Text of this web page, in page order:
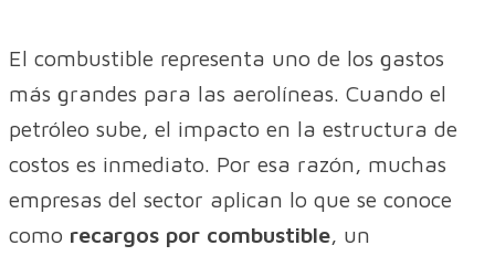
El combustible representa uno de los gastos
más grandes para las aerolíneas. Cuando el
petróleo sube, el impacto en la estructura de
costos es inmediato. Por esa razón, muchas
empresas del sector aplican lo que se conoce
como recargos por combustible, un